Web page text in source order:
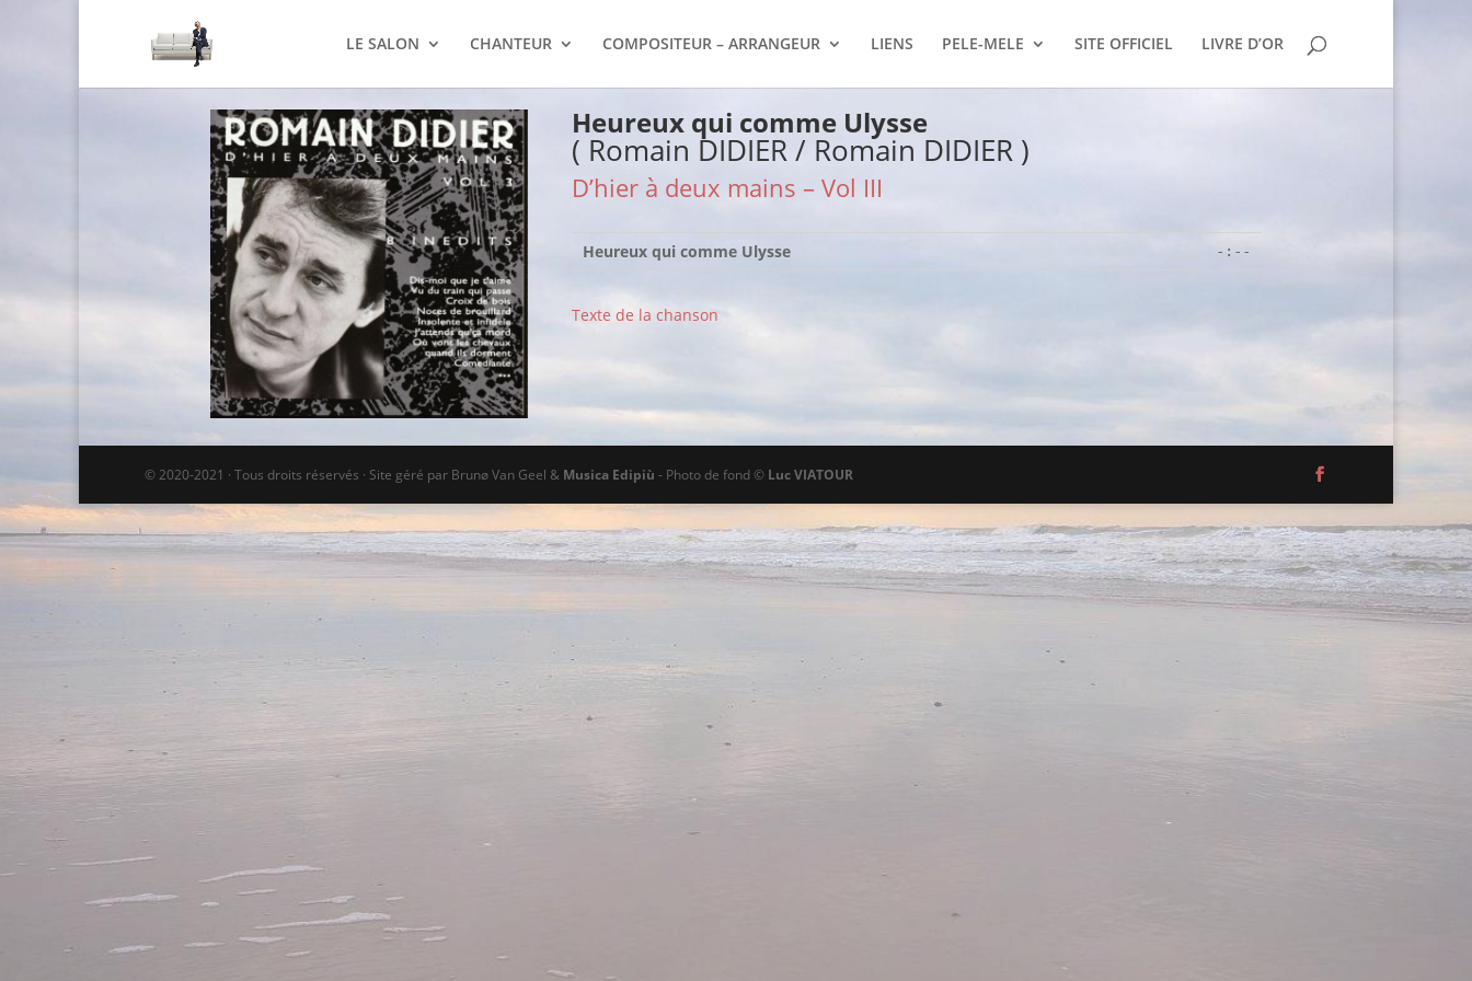
LE SALON CHANTEUR COMPOSITEUR – ARRANGEUR LIENS PELE-MELE SITE OFFICIEL LIVRE D’OR
Heureux qui comme Ulysse
( Romain DIDIER / Romain DIDIER )
D’hier à deux mains – Vol III
Heureux qui comme Ulysse -:--
Texte de la chanson
© 2020-2021 · Tous droits réservés · Site géré par Brunø Van Geel & Musica Edipiù - Photo de fond © Luc VIATOUR